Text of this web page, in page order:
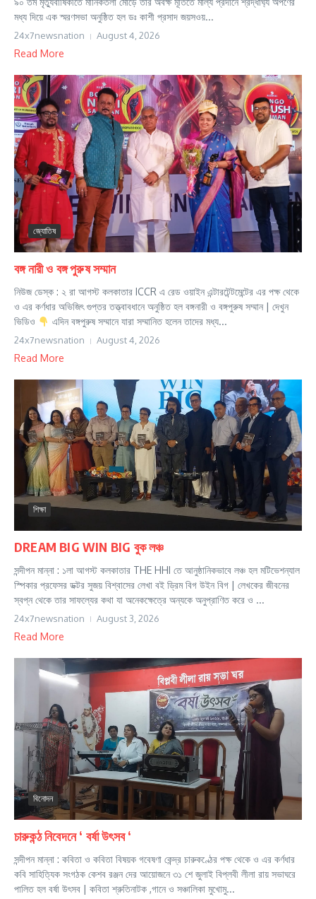
মধ্য দিয়ে এক স্মরণসভা অনুষ্ঠিত হল ডঃ কাশী প্রসাদ জয়সওয়...
24x7newsnation August 4, 2026
Read More
জ্যোতিষ
বঙ্গ নারী ও বঙ্গ পুরুষ সম্মান
নিউজ ডেস্ক : ২ রা আগস্ট কলকাতার ICCR এ রেড ওয়াইন এন্টারটেন্টমেন্টের এর পক্ষ থেকে
ও এর কর্ণধার অভিজিৎ গুপ্তর তত্ত্বাবধানে অনুষ্ঠিত হল বঙ্গনারী ও বঙ্গপুরুষ সম্মান | দেখুন
ভিডিও
এদিন বঙ্গপুরুষ সম্মানে যারা সম্মানিত হলেন তাদের মধ্য...
24x7newsnation August 4, 2026
Read More
শিক্ষা
DREAM BIG WIN BIG বুক লঞ্চ
সন্দীপন মান্না : ১লা আগস্ট কলকাতার THE HHI তে আনুষ্ঠানিকভাবে লঞ্চ হল মটিভেশন্যাল
স্পিকার প্রফেসর ডক্টর সুজয় বিশ্বাসের লেখা বই ড্রিম বিগ উইন বিগ | লেখকের জীবনের
স্বপ্ন থেকে তার সাফল্যের কথা যা অনেকক্ষেত্রে অন্যকে অনুপ্রাণিত করে ও ...
24x7newsnation August 3, 2026
Read More
বিনোদন
চারুকন্ঠ নিবেদনে ‘ বর্ষা উৎসব ‘
সন্দীপন মান্না : কবিতা ও কবিতা বিষয়ক গবেষণা কেন্দ্র চারুকণ্ঠের পক্ষ থেকে ও এর কর্ণধার
কবি সাহিত্যিক সংগঠক কেশব রঞ্জন দের আয়োজনে ৩১ শে জুলাই বিপ্লবী লীলা রায় সভাঘরে
পালিত হল বর্ষা উৎসব | কবিতা শ্রুতিনাটক ,গানে ও সঞ্চালিকা মুখোমু...